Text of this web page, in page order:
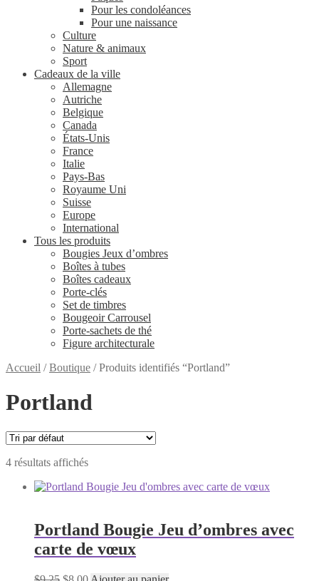
Pour les condoléances
Pour une naissance
Culture
Nature & animaux
Sport
Cadeaux de la ville
Allemagne
Autriche
Belgique
Canada
États-Unis
France
Italie
Pays-Bas
Royaume Uni
Suisse
Europe
International
Tous les produits
Bougies Jeux d’ombres
Boîtes à tubes
Boîtes cadeaux
Porte-clés
Set de timbres
Bougeoir Carrousel
Porte-sachets de thé
Figure architecturale
Accueil /Boutique /Produits identifiés “Portland”
Portland
4 résultats affichés
Portland Bougie Jeu d’ombres avec
carte de vœux
Le
Le